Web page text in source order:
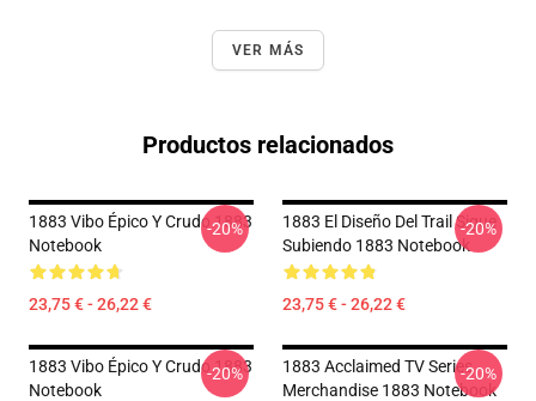
VER MÁS
Productos relacionados
1883 Vibo Épico Y Crudo 1883
Notebook
23,75 € - 26,22 €
-20%
1883 El Diseño Del Trail Sigue
Subiendo 1883 Notebook
23,75 € - 26,22 €
-20%
1883 Vibo Épico Y Crudo 1883
Notebook
-20%
1883 Acclaimed TV Series
Merchandise 1883 Notebook
-20%